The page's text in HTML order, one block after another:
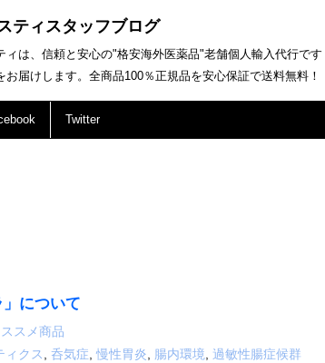
ティスタッフブログ
ィは、信頼と安心の"格安海外医薬品"老舗個人輸入代行で
お届けします。全商品100％正規品を安心保証で送料無料！
Twitter
について
スメ商品
ィクス 呑気症 慢性胃炎 腸内環境
過敏性腸症候群